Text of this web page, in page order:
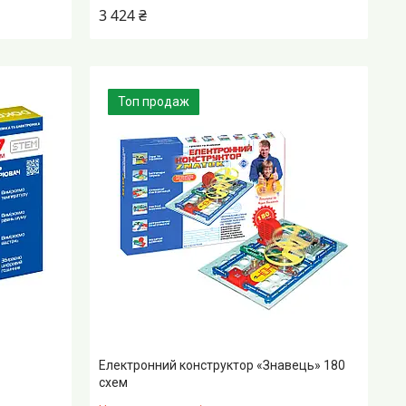
3 424 ₴
Топ продаж
Електронний конструктор «Знавець» 180
схем